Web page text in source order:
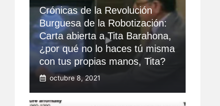
Crónicas de la Revolución
Burguesa de la Robotización:
Carta abierta a Tita Barahona,
¿por qué no lo haces tú misma
con tus propias manos, Tita?
octubre 8, 2021